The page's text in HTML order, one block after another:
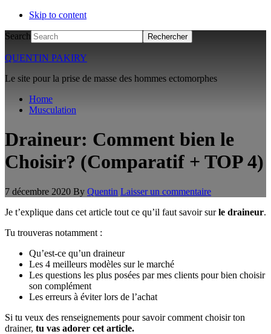
Skip to content
Search
QUENTIN PAKIRY
Le site pour la prise de masse des hommes ectomorphes
Home
Musculation
Draineur: Comment bien le
Choisir? (Comparatif + TOP 4)
7 décembre 2020 By Quentin Laisser un commentaire
Je t’explique dans cet article tout ce qu’il faut savoir surle draineur.
Tu trouveras notamment :
Qu’est-ce qu’un draineur
Les 4 meilleurs modèles sur le marché
Les questions les plus posées par mes clients pour bien choisir
son complément
Les erreurs à éviter lors de l’achat
Si tu veux des renseignements pour savoir comment choisir ton
drainer, tu vas adorer cet article.